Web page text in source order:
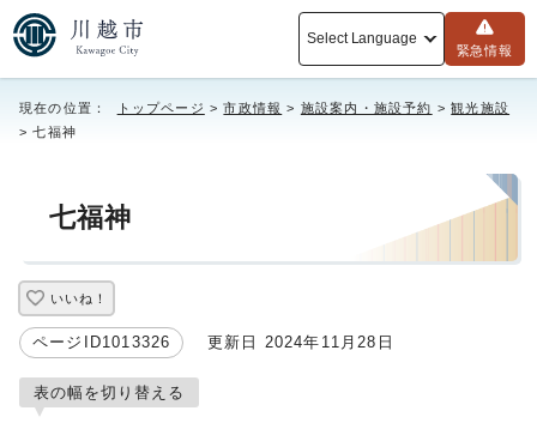
Select Language
緊急情報
現在の位置： トップページ >市政情報 > 施設案内・施設予約 >観光施設
> 七福神
七福神
いいね！
ページID1013326 更新日 2024年11月28日
表の幅を切り替える